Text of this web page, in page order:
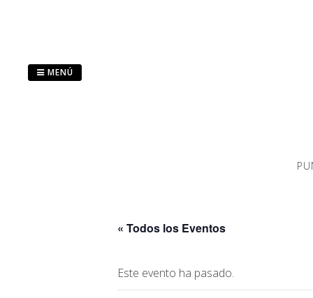
MENÚ
« Todos los Eventos
Este evento ha pasado.